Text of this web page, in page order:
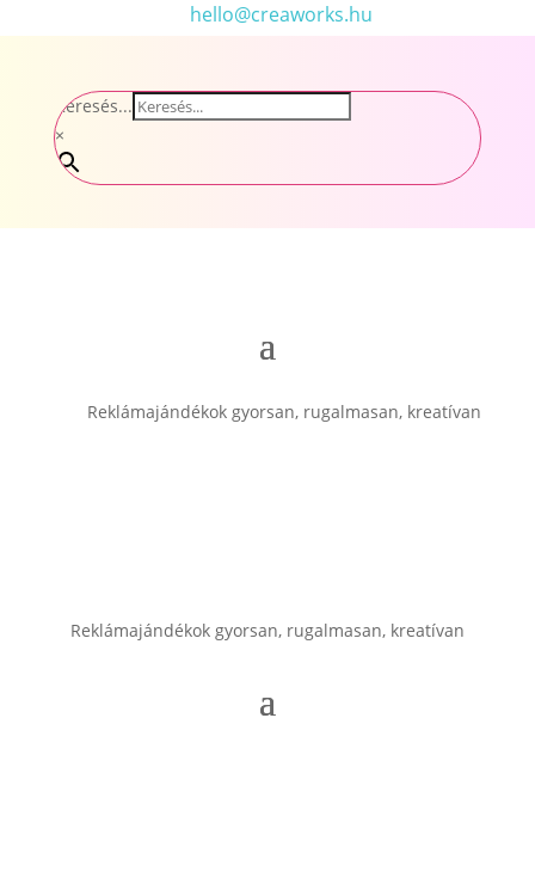
hello@creaworks.hu
Keresés...
×
Reklámajándékok gyorsan, rugalmasan, kreatívan
Reklámajándékok gyorsan, rugalmasan, kreatívan